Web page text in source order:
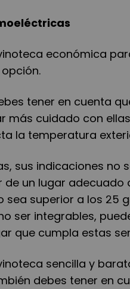
económica
tener en cuenta
más cuidado con
la temperatura
sus indicaciones no
de un lugar adecuado
sea superior a los 25
ser integrables,
que cumpla estas
sencilla y
debes tener en